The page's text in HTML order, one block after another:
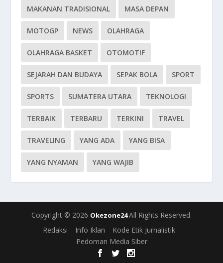
MAKANAN TRADISIONAL MASA DEPAN
MOTOGP NEWS OLAHRAGA
OLAHRAGA BASKET OTOMOTIF
SEJARAH DAN BUDAYA SEPAK BOLA SPORT
SPORTS SUMATERA UTARA TEKNOLOGI
TERBAIK TERBARU TERKINI TRAVEL
TRAVELING YANG ADA YANG BISA
YANG NYAMAN YANG WAJIB
Copyright © 2026 Okezone24All Rights Reserved.
Redaksi
Info Iklan
Kode Etik Jurnalistik
Pedoman Media Siber